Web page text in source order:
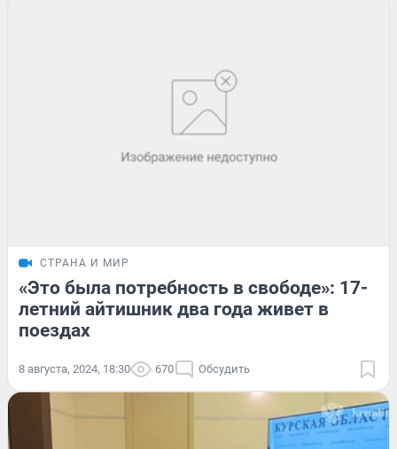
СТРАНА И МИР
«Это была потребность в свободе»: 17-
летний айтишник два года живет в
поездах
8 августа, 2024, 18:30 670 Обсудить